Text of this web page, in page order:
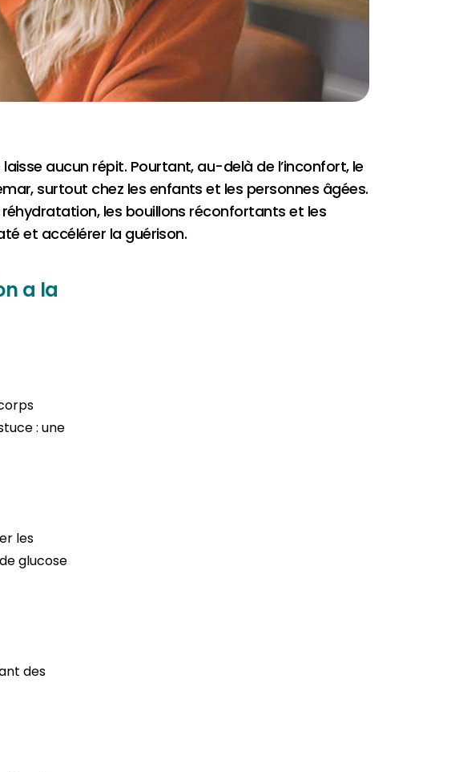
aucun répit. Pourtant, au-delà de l’inconfort, le
surtout chez les enfants et les personnes âgées.
réhydratation, les bouillons réconfortants et les
et accélérer la guérison.
a la
: une
les
glucose
des